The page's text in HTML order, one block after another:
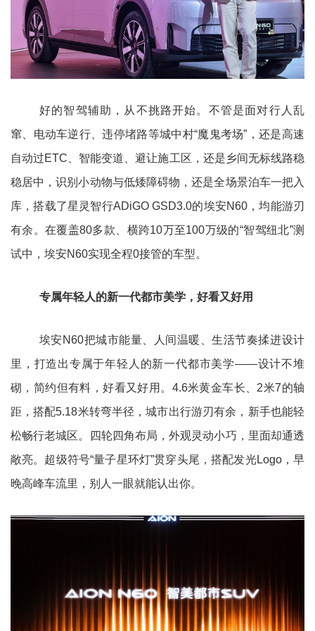
好的智驾辅助，从不挑路开始。不管是面对行人乱
窜、电动车逆行、违停堵路等城中村“魔鬼考场”，还是高速
自动过ETC、智能变道、避让施工区，还是乡间无标线路稳
稳居中，识别小动物与低矮障碍物，还是全场景泊车一把入
库，搭载了星灵智行ADiGO GSD3.0的埃安N60，均能游刃
有余。在覆盖80多款、横跨10万至100万级的“智驾纽北”测
试中，埃安N60实现全程0接管的车型。
专属年轻人的新一代都市美学，好看又好用
埃安N60把城市能量、人间温暖、生活节奏揉进设计
里，打造出专属于年轻人的新一代都市美学——设计不堆
砌，简约但有料，好看又好用。4.6米黄金车长、2米7的轴
距，搭配5.18米转弯半径，城市出行游刃有余，新手也能轻
松畅行老城区。四轮四角布局，外观灵动小巧，里面却通透
敞亮。超级符号“量子星环灯”贯穿头尾，搭配发光Logo，早
晚高峰车流里，别人一眼就能认出你。